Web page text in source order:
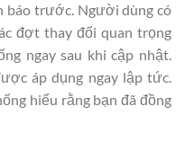
báo trước. Người dùng có
đợt thay đổi quan trọng
ngay sau khi cập nhật.
áp dụng ngay lập tức.
hiểu rằng bạn đã đồng